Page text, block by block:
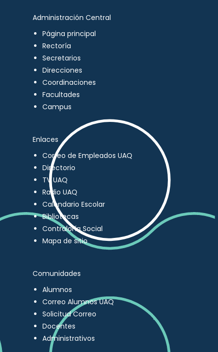
Administración Central
Página principal
Rectoría
Secretarios
Direcciones
Coordinaciones
Facultades
Campus
Enlaces
Correo de Empleados UAQ
Directorio
TV UAQ
Radio UAQ
Calendario Escolar
Bibliotecas
Contraloría Social
Mapa de sitio
Comunidades
Alumnos
Correo Alumnos UAQ
Solicitud Correo
Docentes
Administrativos